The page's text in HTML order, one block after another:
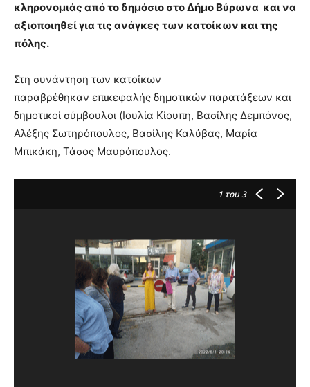
of
pain.
pornhun
porn
κληρονομιάς από το δημόσιο στο Δήμο Βύρωνα και να
αξιοποιηθεί για τις ανάγκες των κατοίκων και της
πόλης.
Στη συνάντηση των κατοίκων
παραβρέθηκαν επικεφαλής δημοτικών παρατάξεων και
δημοτικοί σύμβουλοι (Ιουλία Κίουπη, Βασίλης Δεμπόνος,
Αλέξης Σωτηρόπουλος, Βασίλης Καλύβας, Μαρία
Μπικάκη, Τάσος Μαυρόπουλος.
1 του 3